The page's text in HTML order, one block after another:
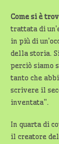
Come si è
trattata di
in più di
della storia.
perciò siamo
tanto che
scrivere il
inventata”.
In quarta di
il creatore